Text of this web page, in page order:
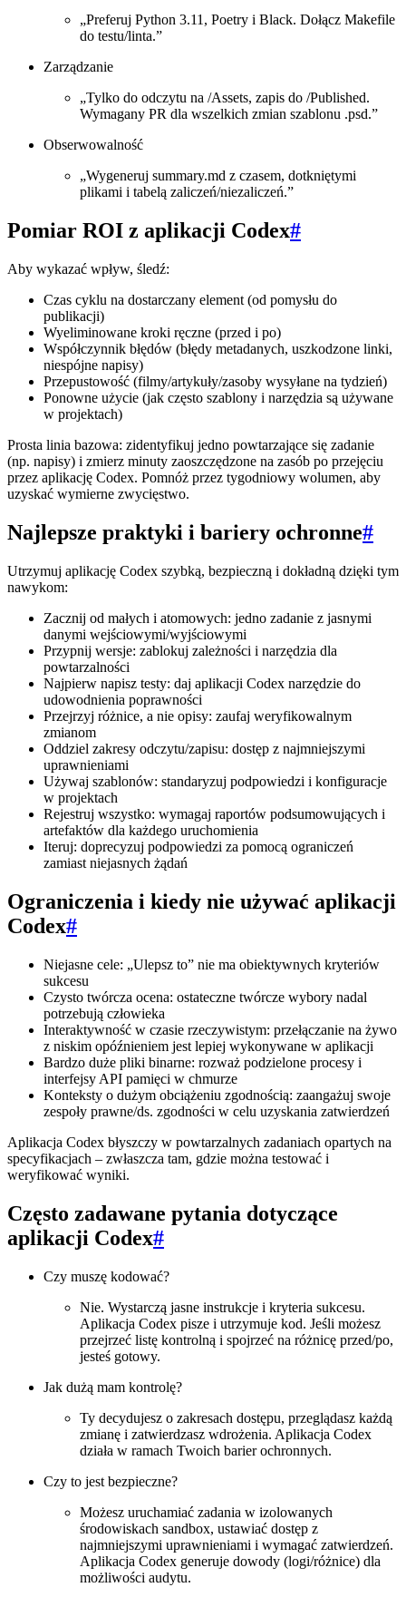
„Preferuj Python 3.11, Poetry i Black. Dołącz Makefile
do testu/linta.”
Zarządzanie
„Tylko do odczytu na /Assets, zapis do /Published.
Wymagany PR dla wszelkich zmian szablonu .psd.”
Obserwowalność
„Wygeneruj summary.md z czasem, dotkniętymi
plikami i tabelą zaliczeń/niezaliczeń.”
Pomiar ROI z aplikacji Codex#
Aby wykazać wpływ, śledź:
Czas cyklu na dostarczany element (od pomysłu do
publikacji)
Wyeliminowane kroki ręczne (przed i po)
Współczynnik błędów (błędy metadanych, uszkodzone linki,
niespójne napisy)
Przepustowość (filmy/artykuły/zasoby wysyłane na tydzień)
Ponowne użycie (jak często szablony i narzędzia są używane
w projektach)
Prosta linia bazowa: zidentyfikuj jedno powtarzające się zadanie
(np. napisy) i zmierz minuty zaoszczędzone na zasób po przejęciu
przez aplikację Codex. Pomnóż przez tygodniowy wolumen, aby
uzyskać wymierne zwycięstwo.
Najlepsze praktyki i bariery ochronne#
Utrzymuj aplikację Codex szybką, bezpieczną i dokładną dzięki tym
nawykom:
Zacznij od małych i atomowych: jedno zadanie z jasnymi
danymi wejściowymi/wyjściowymi
Przypnij wersje: zablokuj zależności i narzędzia dla
powtarzalności
Najpierw napisz testy: daj aplikacji Codex narzędzie do
udowodnienia poprawności
Przejrzyj różnice, a nie opisy: zaufaj weryfikowalnym
zmianom
Oddziel zakresy odczytu/zapisu: dostęp z najmniejszymi
uprawnieniami
Używaj szablonów: standaryzuj podpowiedzi i konfiguracje
w projektach
Rejestruj wszystko: wymagaj raportów podsumowujących i
artefaktów dla każdego uruchomienia
Iteruj: doprecyzuj podpowiedzi za pomocą ograniczeń
zamiast niejasnych żądań
Ograniczenia i kiedy nie używać aplikacji
Codex#
Niejasne cele: „Ulepsz to” nie ma obiektywnych kryteriów
sukcesu
Czysto twórcza ocena: ostateczne twórcze wybory nadal
potrzebują człowieka
Interaktywność w czasie rzeczywistym: przełączanie na żywo
z niskim opóźnieniem jest lepiej wykonywane w aplikacji
Bardzo duże pliki binarne: rozważ podzielone procesy i
interfejsy API pamięci w chmurze
Konteksty o dużym obciążeniu zgodnością: zaangażuj swoje
zespoły prawne/ds. zgodności w celu uzyskania zatwierdzeń
Aplikacja Codex błyszczy w powtarzalnych zadaniach opartych na
specyfikacjach – zwłaszcza tam, gdzie można testować i
weryfikować wyniki.
Często zadawane pytania dotyczące
aplikacji Codex#
Czy muszę kodować?
Nie. Wystarczą jasne instrukcje i kryteria sukcesu.
Aplikacja Codex pisze i utrzymuje kod. Jeśli możesz
przejrzeć listę kontrolną i spojrzeć na różnicę przed/po,
jesteś gotowy.
Jak dużą mam kontrolę?
Ty decydujesz o zakresach dostępu, przeglądasz każdą
zmianę i zatwierdzasz wdrożenia. Aplikacja Codex
działa w ramach Twoich barier ochronnych.
Czy to jest bezpieczne?
Możesz uruchamiać zadania w izolowanych
środowiskach sandbox, ustawiać dostęp z
najmniejszymi uprawnieniami i wymagać zatwierdzeń.
Aplikacja Codex generuje dowody (logi/różnice) dla
możliwości audytu.